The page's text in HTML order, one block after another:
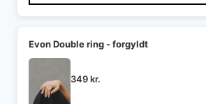
Evon Double ring - forgyldt
349kr.